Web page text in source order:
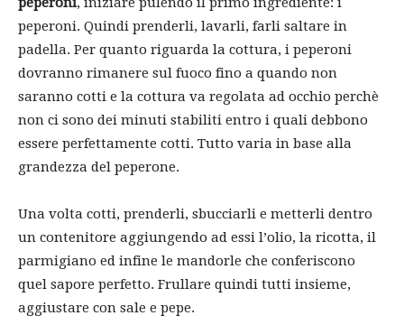
peperoni. Quindi prenderli, lavarli, farli saltare in
padella. Per quanto riguarda la cottura, i peperoni
dovranno rimanere sul fuoco fino a quando non
saranno cotti e la cottura va regolata ad occhio perchè
non ci sono dei minuti stabiliti entro i quali debbono
essere perfettamente cotti. Tutto varia in base alla
grandezza del peperone.
Una volta cotti, prenderli, sbucciarli e metterli dentro
un contenitore aggiungendo ad essi l’olio, la ricotta, il
parmigiano ed infine le mandorle che conferiscono
quel sapore perfetto. Frullare quindi tutti insieme,
aggiustare con sale e pepe.